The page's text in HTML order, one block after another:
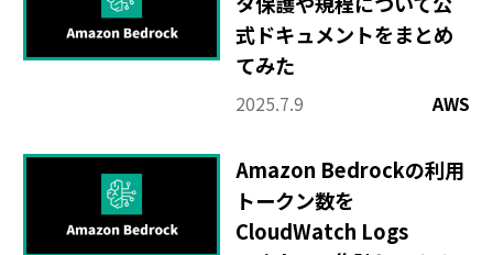
式ドキュメントをまとめ
てみた
2025.7.9 AWS
Amazon Bedrockの利用
トークン数を
CloudWatch Logs